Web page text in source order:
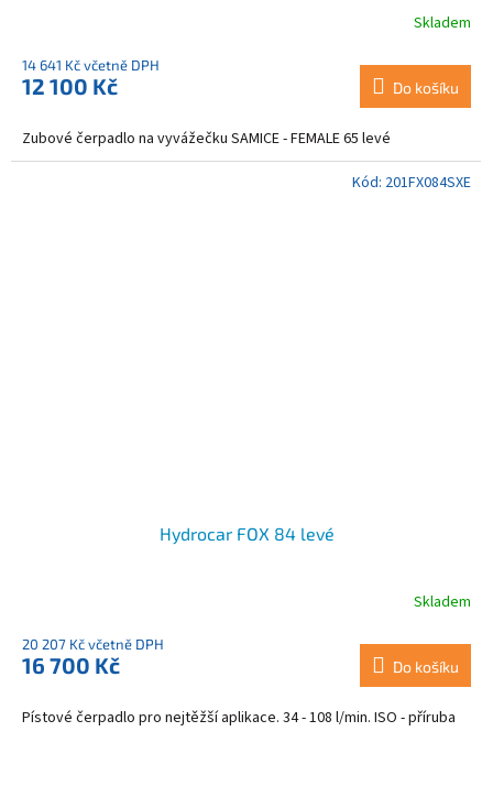
Skladem
14 641 Kč včetně DPH
12 100 Kč Do košíku
Zubové čerpadlo na vyvážečku SAMICE - FEMALE 65 levé
Hydrocar FOX 84 levé
produktu
je
z
Skladem
20 207 Kč včetně DPH
16 700 Kč Do košíku
Pístové čerpadlo pro nejtěžší aplikace. 34 - 108 l/min. ISO - příruba
Kód: 201FX084SXE